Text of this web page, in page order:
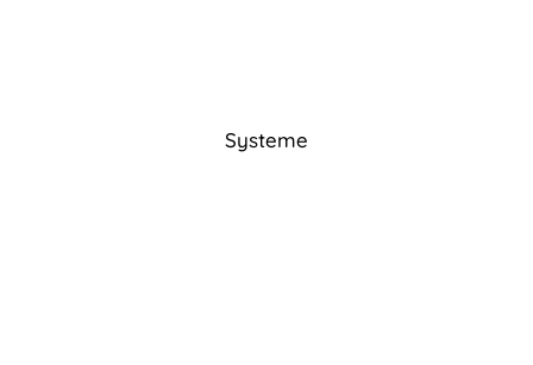
Systeme